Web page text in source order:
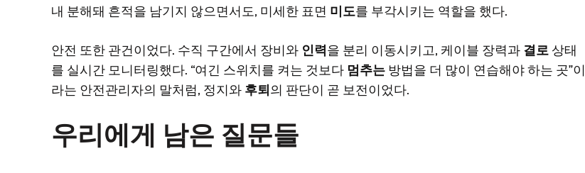
내 분해돼 흔적을 남기지 않으면서도, 미세한 표면 미도를 부각시키는 역할을 했다.
안전 또한 관건이었다. 수직 구간에서 장비와 인력을 분리 이동시키고, 케이블 장력과 결로 상태
를 실시간 모니터링했다. “여긴 스위치를 켜는 것보다 멈추는 방법을 더 많이 연습해야 하는 곳”이
라는 안전관리자의 말처럼, 정지와 후퇴의 판단이 곧 보전이었다.
우리에게 남은 질문들